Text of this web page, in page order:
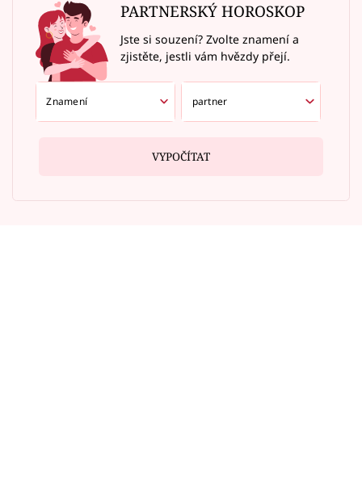
PARTNERSKÝ HOROSKOP
Jste si souzení? Zvolte znamení a
zjistěte, jestli vám hvězdy přejí.
VYPOČÍTAT